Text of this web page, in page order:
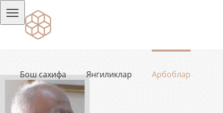
Бош сахифа Янгиликлар Арбоблар